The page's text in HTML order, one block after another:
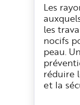
Les
les
nocifs
peau.
réduire
et la